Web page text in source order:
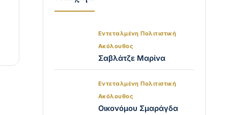
Εντεταλμένη Πολιτιστική
Ακόλουθος
Σαβλάτζε Μαρίνα
Εντεταλμένη Πολιτιστική
Ακόλουθος
Οικονόμου Σμαράγδα